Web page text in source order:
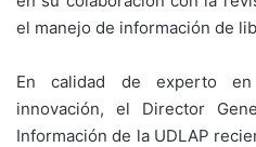
el manejo de información de
En calidad de experto
innovación, el Director
Información de la UDLAP